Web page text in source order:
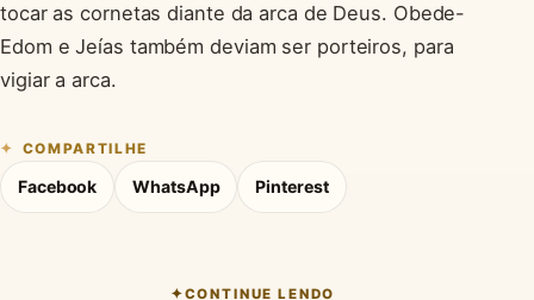
tocar as cornetas diante da arca de Deus. Obede-
Edom e Jeías também deviam ser porteiros, para
vigiar a arca.
COMPARTILHE
Facebook WhatsApp Pinterest
CONTINUE LENDO